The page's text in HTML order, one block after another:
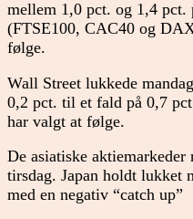
mellem 1,0 pct. og 1,4 pct.
(FTSE100, CAC40 og
følge.
Wall Street lukkede
0,2 pct. til et fald på 0,7
har valgt at følge.
De asiatiske aktiemarkeder
tirsdag. Japan holdt lukket
med en negativ “catch up”